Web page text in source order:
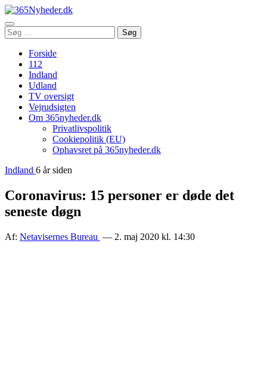
Åbn
menu
Søg
efter:
Søg
Forside
112
Indland
Udland
TV oversigt
Vejrudsigten
Om 365nyheder.dk
Privatlivspolitik
Cookiepolitik (EU)
Ophavsret på 365nyheder.dk
Indland 6 år siden
Coronavirus: 15 personer er døde det
seneste døgn
Af: Netavisernes Bureau — 2. maj 2020 kl. 14:30